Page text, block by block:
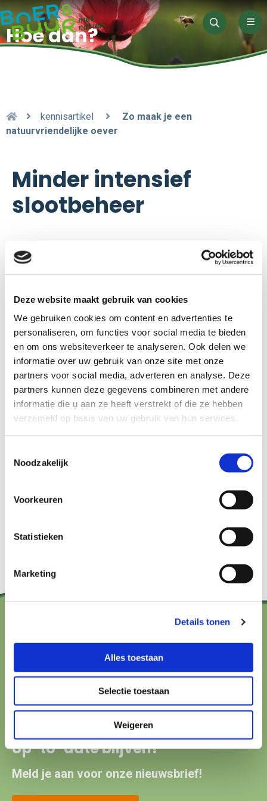
Deze website maakt gebruik van cookies
We gebruiken cookies om content en advertenties te
personaliseren, om functies voor social media te bieden
en om ons websiteverkeer te analyseren. Ook delen we
informatie over uw gebruik van onze site met onze
partners voor social media, adverteren en analyse. Deze
partners kunnen deze gegevens combineren met andere
informatie die u aan ze heeft verstrekt of die ze hebben
verzameld op basis van uw gebruik van hun services.
Noodzakelijk
Voorkeuren
Statistieken
Marketing
Details tonen
Alles toestaan
Selectie toestaan
Weigeren
Zoeken
Hoe dan?
kennisartikel
Zo maak je een
natuurvriendelijke oever
Minder intensief
slootbeheer
Deze pagina gaat over duurzaam slootbeheer
en de voordelen voor biodiversiteit en
agrarisch gebruik.
Contact?
hallo@boerenbuurmetnatuur.nl
Arthur van Schendelstraat 600
3511 MJ Utrecht
Up-to-date blijven?
Meld je aan voor onze nieuwsbrief!